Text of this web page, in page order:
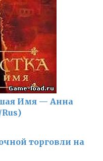
Имя — Анна
торговли на